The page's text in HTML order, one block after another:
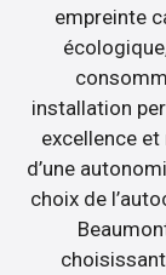
empreinte
installation
excellence
d’une
choix de